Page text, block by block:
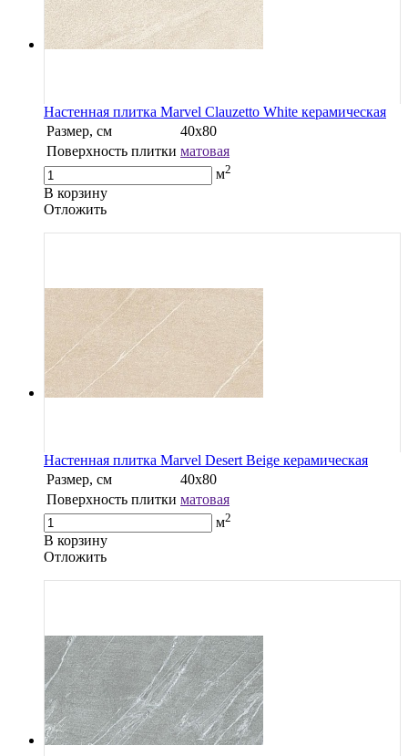
Настенная плитка Marvel Clauzetto White керамическая
Размер, см
40х80
Поверхность плитки матовая
м2
В корзину
Oтложить
Настенная плитка Marvel Desert Beige керамическая
Размер, см
40х80
Поверхность плитки матовая
м2
В корзину
Oтложить